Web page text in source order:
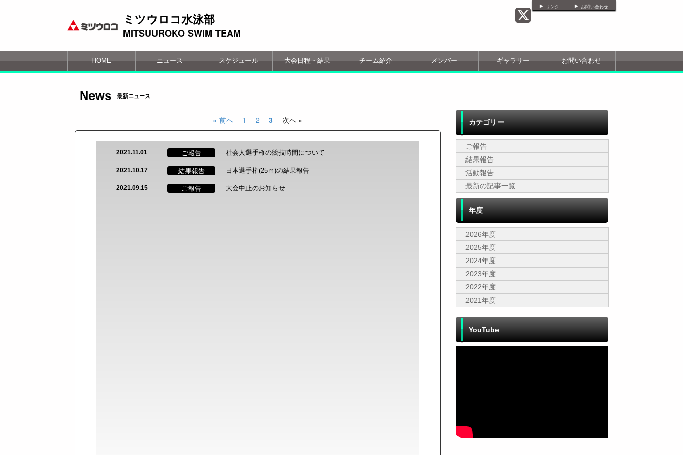
リンク お問い合わせ
ミツウロコ水泳部
MITSUUROKO SWIM TEAM
HOME ニュース スケジュール 大会日程・結果 チーム紹介 メンバー ギャラリー お問い合わせ
News 最新ニュース
« 前へ 1 2 3 次へ »
2021.11.01 ご報告 社会人選手権の競技時間について
2021.10.17 結果報告 日本選手権(25ｍ)の結果報告
2021.09.15 ご報告 大会中止のお知らせ
カテゴリー
ご報告
結果報告
活動報告
最新の記事一覧
年度
2026年度
2025年度
2024年度
2023年度
2022年度
2021年度
YouTube